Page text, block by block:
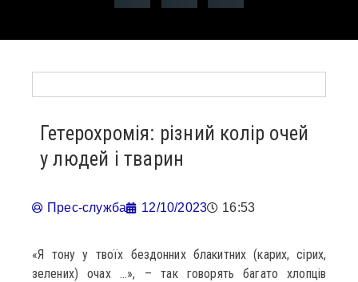
Гетерохромія: різний колір очей
у людей і тварин
Прес-служба 12/10/2023 16:53
«Я тону у твоїх бездонних блакитних (карих, сірих,
зелених) очах …», – так говорять багато хлопців